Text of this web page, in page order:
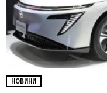
НОВИНИ